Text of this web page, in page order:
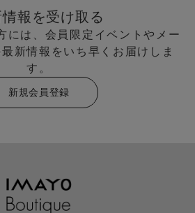
報を受け取る
には、会員限定イベントやメー
新情報をいち早くお届けしま
す。
新規会員登録